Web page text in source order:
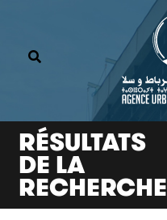
RÉSULTATS
DE LA
RECHERCHE